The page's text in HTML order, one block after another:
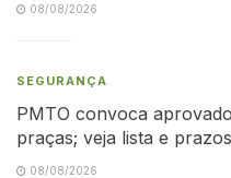
08/08/2026
SEGURANÇA
PMTO convoca
praças; veja lista e prazos
08/08/2026